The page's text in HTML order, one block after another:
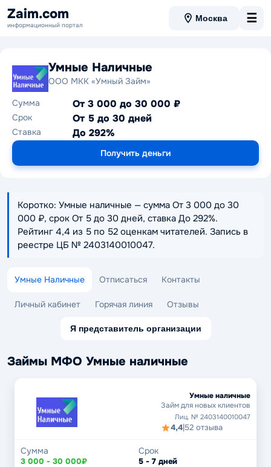
Zaim.com
информационный портал
Москва ☰
Умные Наличные
ООО МКК «Умный Займ»
Сумма
От 3 000 до 30 000 ₽
Срок От 5 до 30 дней
Ставка До 292%
Получить деньги
Коротко: Умные наличные — сумма От 3 000 до 30
000 ₽, срок От 5 до 30 дней, ставка До 292%.
Рейтинг 4,4 из 5 по 52 оценкам читателей. Запись в
реестре ЦБ № 2403140010047.
Умные Наличные Отписаться Контакты
Личный кабинет Горячая линия Отзывы
Я представитель организации
Займы МФО Умные наличные
Умные наличные
Займ для новых клиентов
Лиц. № 2403140010047
4,4|52 отзыва
Сумма
3 000 - 30 000₽
Срок
5 - 7 дней